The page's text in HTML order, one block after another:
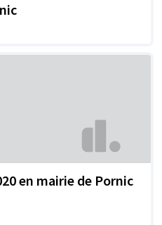
en mairie de Pornic